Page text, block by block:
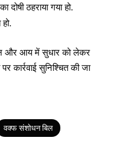
ठहराया गया हो.
और आय में सुधार को लेकर
कार्रवाई सुनिश्चित की जा
वक्फ संशोधन बिल